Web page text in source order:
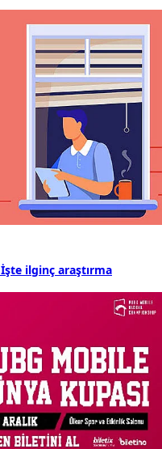
ilginç araştırma